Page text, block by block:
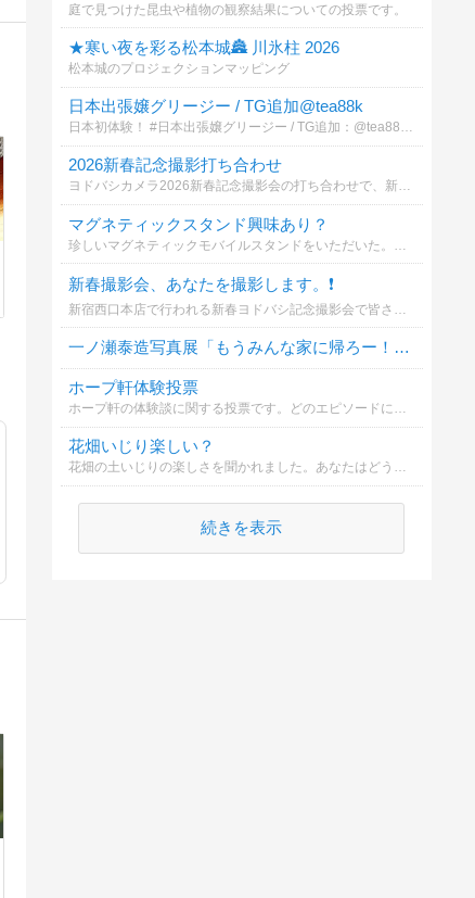
庭で見つけた昆虫や植物の観察結果についての投票です。
★寒い夜を彩る松本城🏯 川氷柱 2026
松本城のプロジェクションマッピング
日本出張嬢グリージー / TG追加@tea88k
日本初体験！ #日本出張嬢グリージー / TG追加：@tea88k 【写真本人確認】#童顔爆乳ロリ（NS中出し可能）
2026新春記念撮影打ち合わせ
ヨドバシカメラ2026新春記念撮影会の打ち合わせで、新宿西口本店・カメラ館へいきました。新春初仕事の撮影機材はCanon EOS R5 Mark II RF24-105mm F4 L ISMです。
マグネティックスタンド興味あり？
新春撮影会、あなたを撮影します。❗️
一ノ瀬泰造写真展「もうみんな家に帰ろー！」について
ホープ軒体験投票
ホープ軒の体験談に関する投票です。どのエピソードに共感しますか？
花畑いじり楽しい？
花畑の土いじりの楽しさを聞かれました。あなたはどう思いますか？
続きを表示